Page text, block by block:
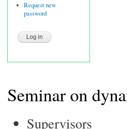
Request new
password
Seminar on
Supervisors